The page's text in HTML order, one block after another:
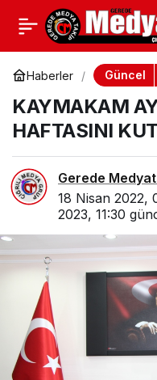
Haberler Güncel
KAYMAKAM
HAFTASINI
Gerede
18 Nisan 2022,
2023, 11:30
JANDARMA VE
ORMAN’DAN ORTAK
MÜCADELE